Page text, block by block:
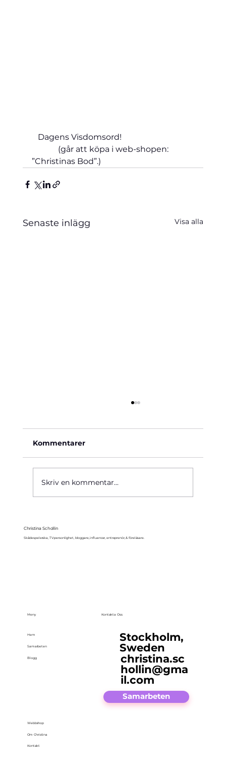
Dagens Visdomsord!
(går att köpa i web-shopen:
”Christinas Bod”.)
Senaste inlägg Visa alla
Kommentarer
Skriv en kommentar...
Christina Schollin
Skådespelerska, TV-personlighet, bloggare, influencer, entreprenör, & föreläsare.
Meny
Hem
Samarbeten
Blogg
Webbshop
Om Christina
Kontakt
Kontakta Oss
Stockholm,
Sweden
christina.sc
hollin@gma
il.com
Samarbeten